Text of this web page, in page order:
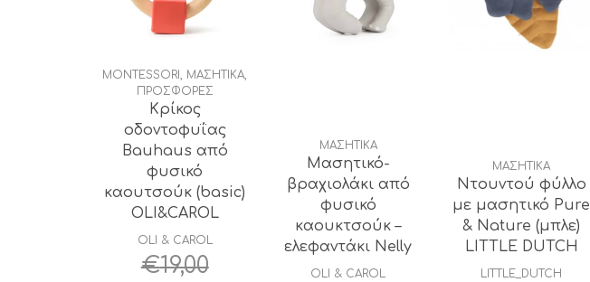
MONTESSORI, ΜΑΣΗΤΙΚΑ,
ΠΡΟΣΦΟΡΕΣ
Κρίκος
οδοντοφυΐας
Bauhaus από
φυσικό
καουτσούκ (basic)
OLI&CAROL
OLI & CAROL
€19,00
ΜΑΣΗΤΙΚΑ
Μασητικό-
βραχιολάκι από
φυσικό
καουκτσούκ –
ελεφαντάκι Nelly
OLI & CAROL
ΜΑΣΗΤΙΚΑ
Ντουντού φύλλο
με μασητικό Pure
& Nature (μπλε)
LITTLE DUTCH
LITTLE_DUTCH